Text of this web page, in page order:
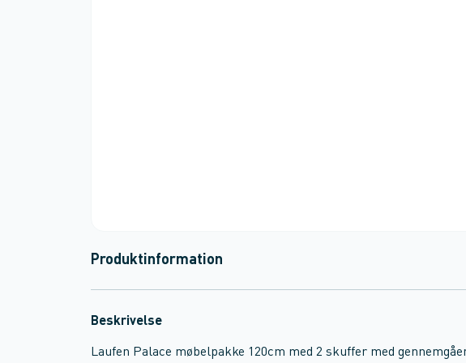
Produktinformation
Beskrivelse
Laufen Palace møbelpakke 120cm med 2 skuffer med